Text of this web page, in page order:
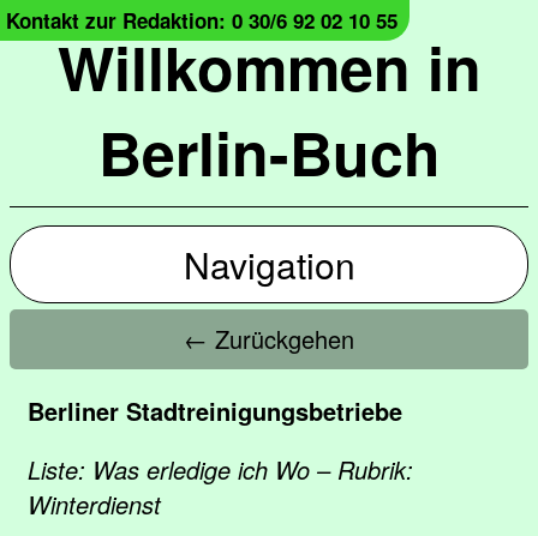
Willkommen in
Berlin-Buch
Kontakt zur Redaktion: 0 30/6 92 02 10 55
Navigation
← Zurückgehen
Berliner Stadtreinigungsbetriebe
Liste: Was erledige ich Wo – Rubrik:
Winterdienst